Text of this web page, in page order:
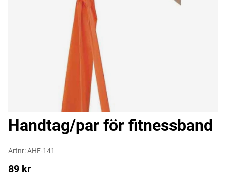
Handtag/par för fitnessband
Artnr:AHF-141
89 kr